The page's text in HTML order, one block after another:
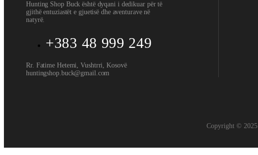
Hunting Shop Buck është dyqani i dedikuar për të
gjithë entuziastët e gjuetisë dhe aventurave në
natyrë.
+383 48 999 249
Rr. Fatime Hetemi, Vushtrri, Kosovë
huntingshop.buck@gmail.com
Copyright © 2025